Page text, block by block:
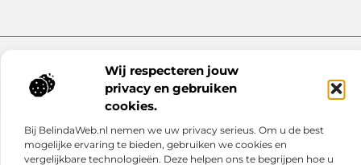
Wij respecteren jouw
privacy en gebruiken
cookies.
Bij BelindaWeb.nl nemen we uw privacy serieus. Om u de best
mogelijke ervaring te bieden, gebruiken we cookies en
vergelijkbare technologieën. Deze helpen ons te begrijpen hoe u
Website index
Cookiebeleid (EU)
@2025 www.nextmagazine.nl. All Right Reserved.